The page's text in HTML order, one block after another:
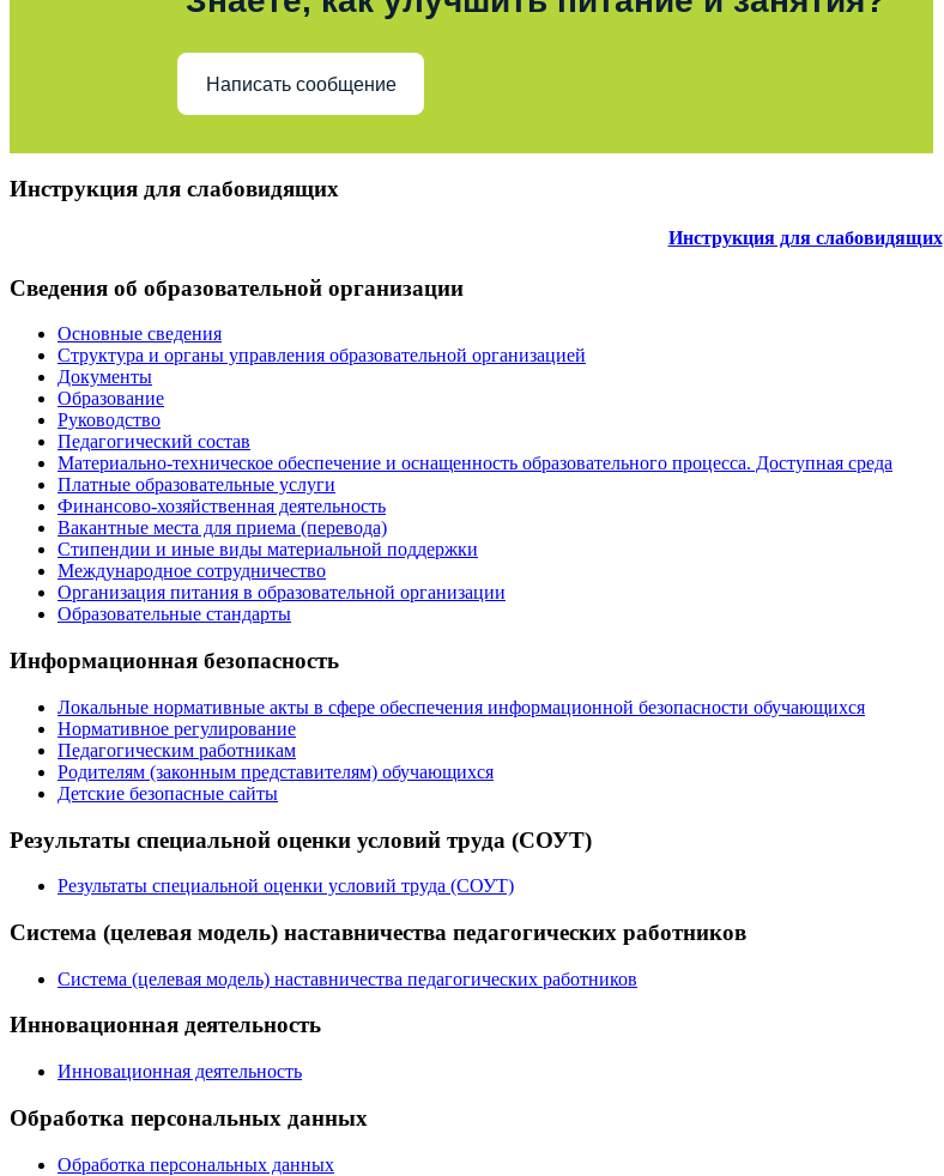
Написать сообщение
Инструкция для слабовидящих
Инструкция для слабовидящих
Сведения об образовательной организации
Основные сведения
Структура и органы управления образовательной организацией
Документы
Образование
Руководство
Педагогический состав
Материально-техническое обеспечение и оснащенность образовательного процесса. Доступная среда
Платные образовательные услуги
Финансово-хозяйственная деятельность
Вакантные места для приема (перевода)
Стипендии и иные виды материальной поддержки
Международное сотрудничество
Организация питания в образовательной организации
Образовательные стандарты
Информационная безопасность
Локальные нормативные акты в сфере обеспечения информационной безопасности обучающихся
Нормативное регулирование
Педагогическим работникам
Родителям (законным представителям) обучающихся
Детские безопасные сайты
Результаты специальной оценки условий труда (СОУТ)
Результаты специальной оценки условий труда (СОУТ)
Система (целевая модель) наставничества педагогических работников
Система (целевая модель) наставничества педагогических работников
Инновационная деятельность
Инновационная деятельность
Обработка персональных данных
Обработка персональных данных